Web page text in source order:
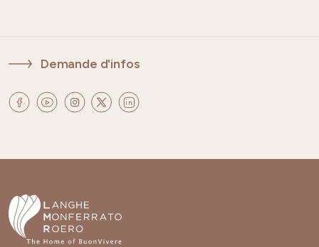
Demande d'infos